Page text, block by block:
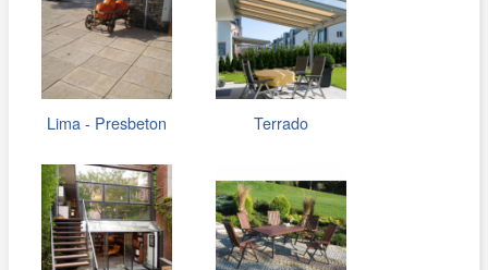
Lima - Presbeton Terrado